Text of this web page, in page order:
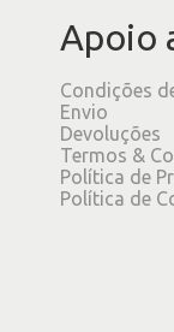
Apoio
Condições
Envio
Devoluções
Termos &
Política de
Política de